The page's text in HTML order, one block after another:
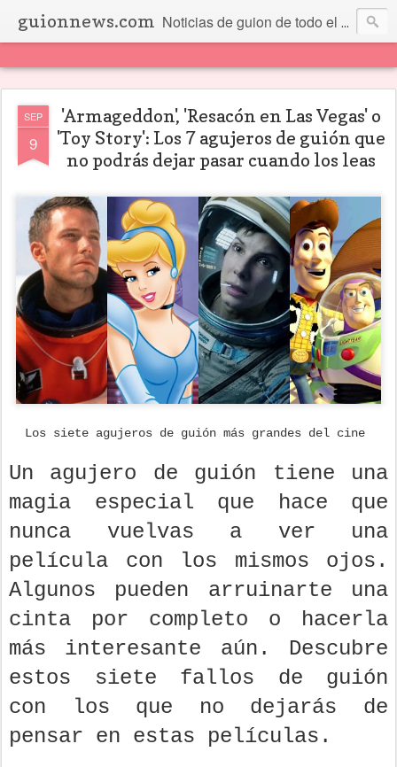
guionnews.com Noticias de guion de todo el mundo... Y más.
SEP
9
'Armageddon', 'Resacón en Las Vegas' o
'Toy Story': Los 7 agujeros de guión que
no podrás dejar pasar cuando los leas
Los siete agujeros de guión más grandes del cine
Un agujero de guión tiene una
magia especial que hace que
nunca vuelvas a ver una
película con los mismos ojos.
Algunos pueden arruinarte una
cinta por completo o hacerla
más interesante aún. Descubre
estos siete fallos de guión
con los que no dejarás de
pensar en estas películas.